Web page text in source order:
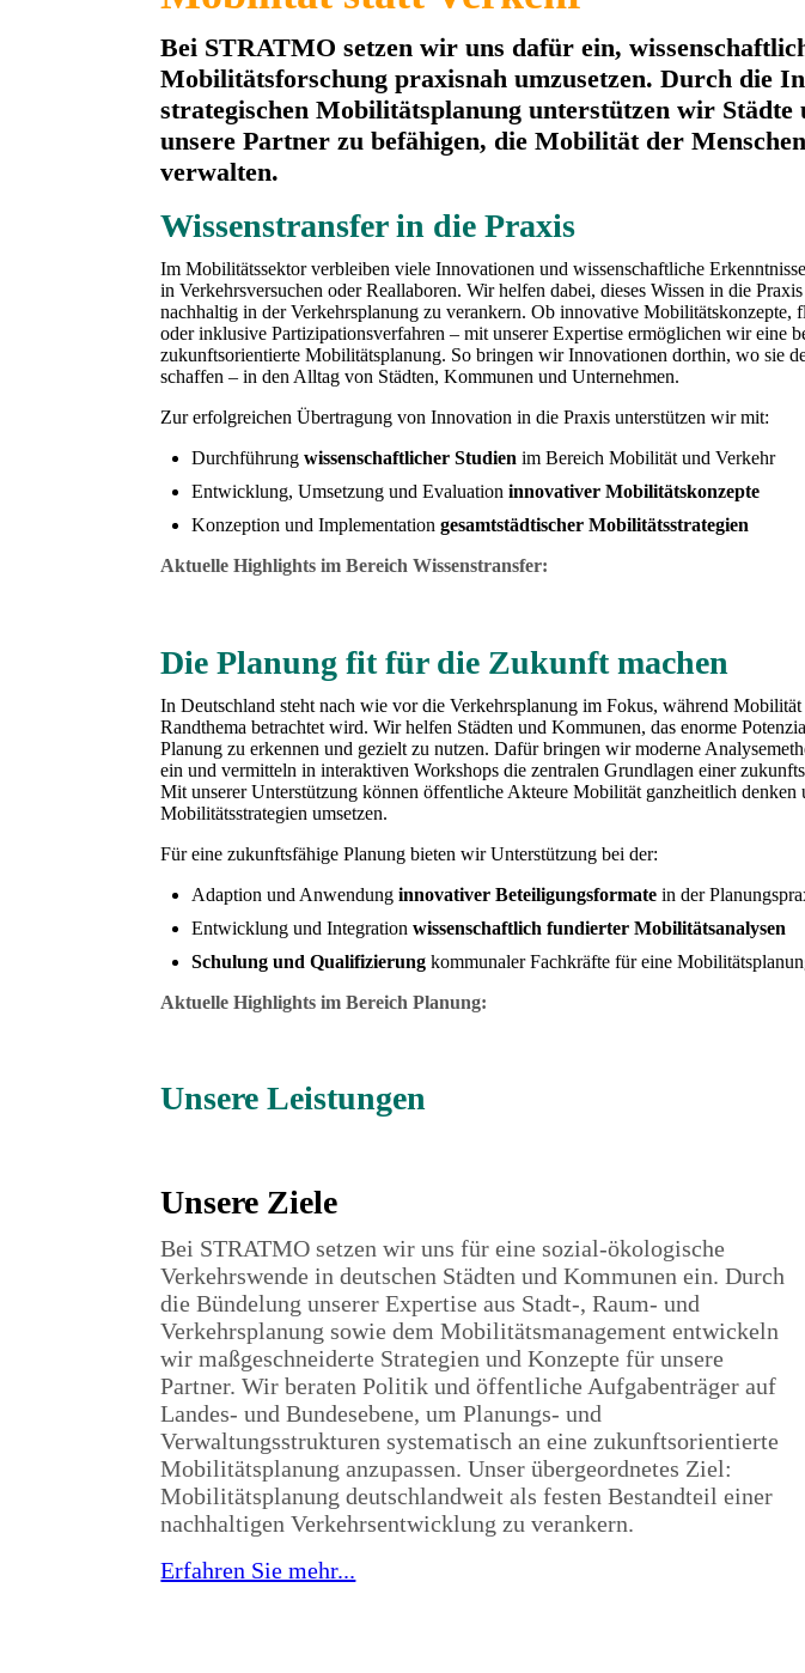
Bei STRATMO setzen wir uns dafür ein,
Mobilitätsforschung praxisnah umzusetzen. Durch die
strategischen Mobilitätsplanung unterstützen wir
unsere Partner zu befähigen, die Mobilität der
verwalten.
Wissenstransfer in die Praxis
Im Mobilitätssektor verbleiben viele Innovationen und wissenschaftliche
in Verkehrsversuchen oder Reallaboren. Wir helfen dabei, dieses Wissen in die
nachhaltig in der Verkehrsplanung zu verankern. Ob innovative Mobilitätskonzepte,
oder inklusive Partizipationsverfahren – mit unserer Expertise ermöglichen wir eine
zukunftsorientierte Mobilitätsplanung. So bringen wir Innovationen dorthin, wo sie
schaffen – in den Alltag von Städten, Kommunen und Unternehmen.
Zur erfolgreichen Übertragung von Innovation in die Praxis unterstützen wir mit:
Durchführungwissenschaftlicher Studien im Bereich Mobilität und Verkehr
Entwicklung, Umsetzung und Evaluationinnovativer Mobilitätskonzepte
Konzeption und Implementationgesamtstädtischer Mobilitätsstrategien
Aktuelle Highlights im Bereich Wissenstransfer:
Die Planung fit für die Zukunft machen
In Deutschland steht nach wie vor die Verkehrsplanung im Fokus, während
Randthema betrachtet wird. Wir helfen Städten und Kommunen, das enorme
Planung zu erkennen und gezielt zu nutzen. Dafür bringen wir moderne
ein und vermitteln in interaktiven Workshops die zentralen Grundlagen einer
Mit unserer Unterstützung können öffentliche Akteure Mobilität ganzheitlich denken
Mobilitätsstrategien umsetzen.
Für eine zukunftsfähige Planung bieten wir Unterstützung bei der:
Adaption und Anwendunginnovativer Beteiligungsformate in der
Entwicklung und Integrationwissenschaftlich fundierter Mobilitätsanalysen
Schulung und Qualifizierung kommunaler Fachkräfte für eine
Aktuelle Highlights im Bereich Planung:
Unsere Leistungen
Unsere Ziele
Bei STRATMO setzen wir uns für eine sozial-ökologische
Verkehrswende in deutschen Städten und Kommunen ein. Durch
die Bündelung unserer Expertise aus Stadt-, Raum- und
Verkehrsplanung sowie dem Mobilitätsmanagement entwickeln
wir maßgeschneiderte Strategien und Konzepte für unsere
Partner. Wir beraten Politik und öffentliche Aufgabenträger auf
Landes- und Bundesebene, um Planungs- und
Verwaltungsstrukturen systematisch an eine zukunftsorientierte
Mobilitätsplanung anzupassen. Unser übergeordnetes Ziel:
Mobilitätsplanung deutschlandweit als festen Bestandteil einer
nachhaltigen Verkehrsentwicklung zu verankern.
Erfahren Sie mehr...